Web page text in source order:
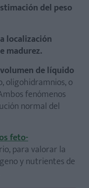
del peso
localización
madurez.
de líquido
oligohidramnios, o
fenómenos
normal del
feto-
para valorar la
y nutrientes de